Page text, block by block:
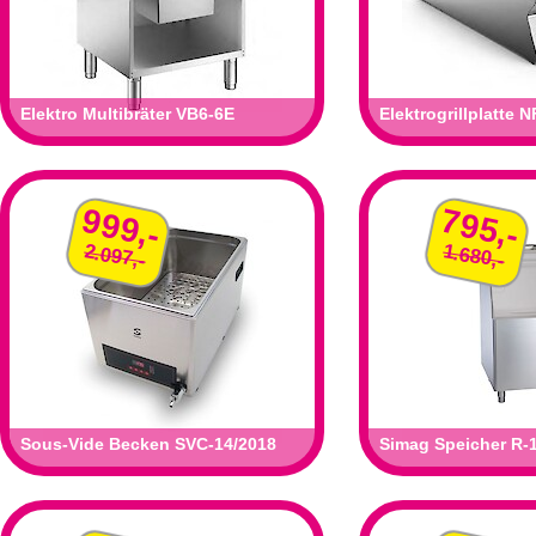
Elektro Multibräter VB6-6E Elektrogrillplatte
999,-
2.097,-
Sous-Vide Becken SVC-14/2018
795,-
1.680,-
Simag Speicher R-